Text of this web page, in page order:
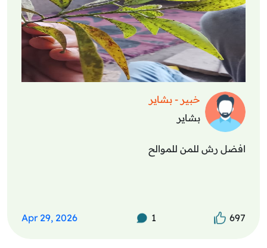
خبير - بشاير
بشاير
افضل رش للمن للموالح
697
1
Apr 29, 2026